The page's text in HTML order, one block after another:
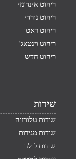
ריהוט אינדונזי
ריהוט נורדי
ריהוט ראטן
ריהוט וינטאג'
ריהוט חדש
שידות
שידות טלוויזיה
שידות מגירות
שידות לילה